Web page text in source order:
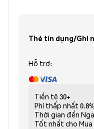
Thẻ tín dụng/Ghi
Hỗ trợ:
Tiền tệ 30+
Phí thấp nhất 0.8%
Thời gian đến
Tốt nhất cho